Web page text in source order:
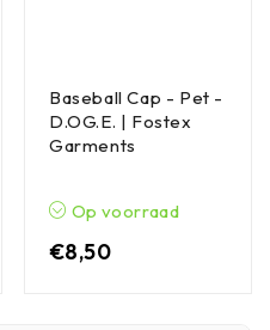
Baseball Cap - Pet -
D.OG.E. | Fostex
Garments
Op voorraad
€8,50